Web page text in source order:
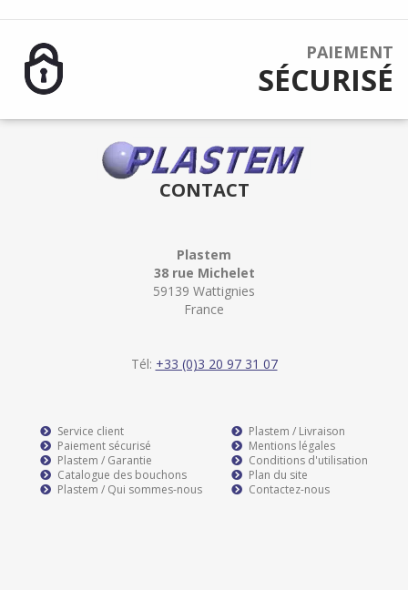
PAIEMENT
SÉCURISÉ
CONTACT
Plastem
38 rue Michelet
59139 Wattignies
France
Tél: +33 (0)3 20 97 31 07
Service client
Paiement sécurisé
Plastem / Garantie
Catalogue des bouchons
Plastem / Qui sommes-nous
Plastem / Livraison
Mentions légales
Conditions d'utilisation
Plan du site
Contactez-nous